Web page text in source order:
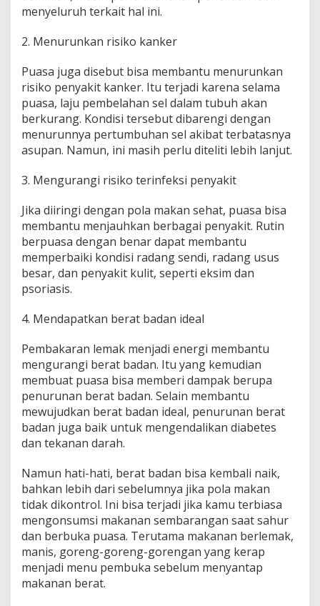
menyeluruh terkait hal ini.
2. Menurunkan risiko kanker
Puasa juga disebut bisa membantu menurunkan
risiko penyakit kanker. Itu terjadi karena selama
puasa, laju pembelahan sel dalam tubuh akan
berkurang. Kondisi tersebut dibarengi dengan
menurunnya pertumbuhan sel akibat terbatasnya
asupan. Namun, ini masih perlu diteliti lebih lanjut.
3. Mengurangi risiko terinfeksi penyakit
Jika diiringi dengan pola makan sehat, puasa bisa
membantu menjauhkan berbagai penyakit. Rutin
berpuasa dengan benar dapat membantu
memperbaiki kondisi radang sendi, radang usus
besar, dan penyakit kulit, seperti eksim dan
psoriasis.
4. Mendapatkan berat badan ideal
Pembakaran lemak menjadi energi membantu
mengurangi berat badan. Itu yang kemudian
membuat puasa bisa memberi dampak berupa
penurunan berat badan. Selain membantu
mewujudkan berat badan ideal, penurunan berat
badan juga baik untuk mengendalikan diabetes
dan tekanan darah.
Namun hati-hati, berat badan bisa kembali naik,
bahkan lebih dari sebelumnya jika pola makan
tidak dikontrol. Ini bisa terjadi jika kamu terbiasa
mengonsumsi makanan sembarangan saat sahur
dan berbuka puasa. Terutama makanan berlemak,
manis, goreng-goreng-gorengan yang kerap
menjadi menu pembuka sebelum menyantap
makanan berat.